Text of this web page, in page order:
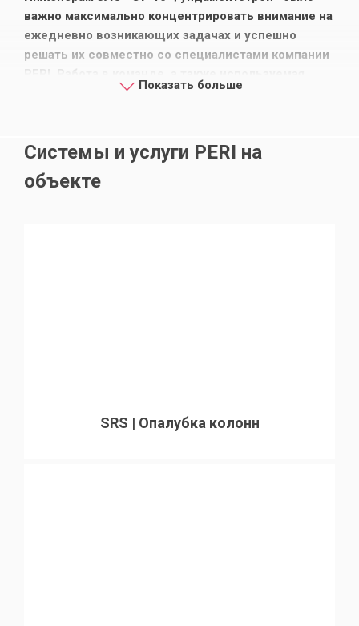
важно максимально концентрировать внимание на
ежедневно возникающих задачах и успешно
решать их совместно со специалистами компании
опалубка и оборудование PERI, помогли
железобетонных конструкций и с сохранением
сроков строительства.
Показать больше
Системы и услуги PERI на
объекте
SRS | Опалубка колонн